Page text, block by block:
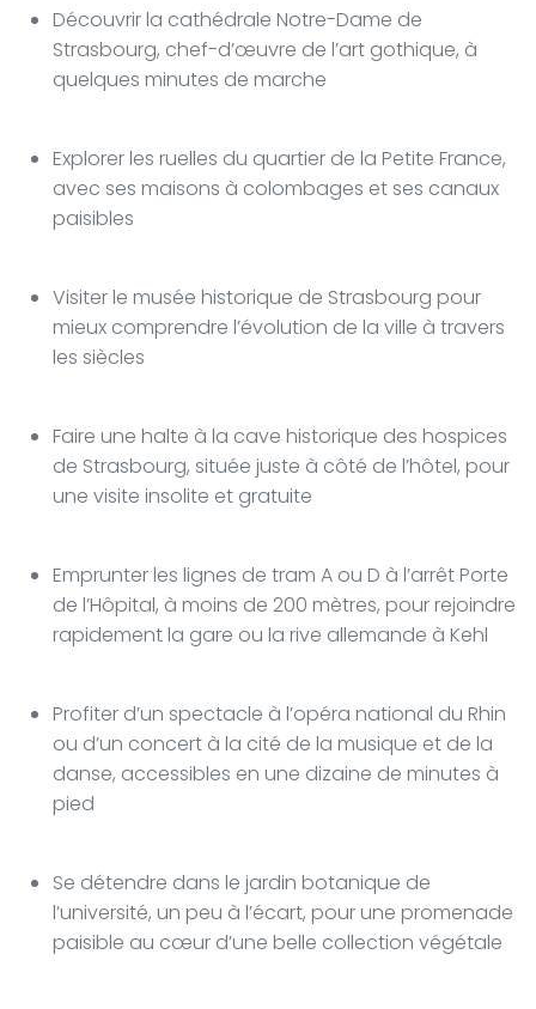
Découvrir la cathédrale Notre-Dame de
Strasbourg, chef-d’œuvre de l’art gothique, à
quelques minutes de marche
Explorer les ruelles du quartier de la Petite France,
avec ses maisons à colombages et ses canaux
paisibles
Visiter le musée historique de Strasbourg pour
mieux comprendre l’évolution de la ville à travers
les siècles
Faire une halte à la cave historique des hospices
de Strasbourg, située juste à côté de l’hôtel, pour
une visite insolite et gratuite
Emprunter les lignes de tram A ou D à l’arrêt Porte
de l’Hôpital, à moins de 200 mètres, pour rejoindre
rapidement la gare ou la rive allemande à Kehl
Profiter d’un spectacle à l’opéra national du Rhin
ou d’un concert à la cité de la musique et de la
danse, accessibles en une dizaine de minutes à
pied
Se détendre dans le jardin botanique de
l’université, un peu à l’écart, pour une promenade
paisible au cœur d’une belle collection végétale